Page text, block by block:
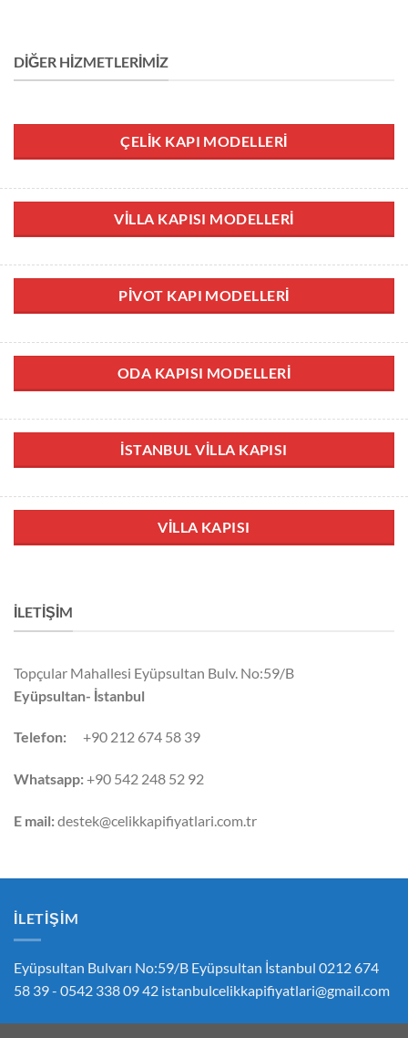
DIĞER HIZMETLERIMIZ
ÇELIK KAPI MODELLERI
VILLA KAPISI MODELLERI
PIVOT KAPI MODELLERI
ODA KAPISI MODELLERI
İSTANBUL VILLA KAPISI
VILLA KAPISI
İLETIŞIM
Topçular Mahallesi Eyüpsultan Bulv. No:59/B
Eyüpsultan- İstanbul
Telefon: +90 212 674 58 39
Whatsapp:+90 542 248 52 92
E mail:destek@celikkapifiyatlari.com.tr
İLETIŞIM
Eyüpsultan Bulvarı No:59/B Eyüpsultan İstanbul 0212 674
58 39 - 0542 338 09 42 istanbulcelikkapifiyatlari@gmail.com